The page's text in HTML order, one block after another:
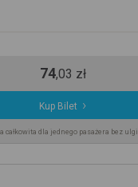
74,03 zł
Kup Bilet
całkowita dla jednego pasażera bez ulgi